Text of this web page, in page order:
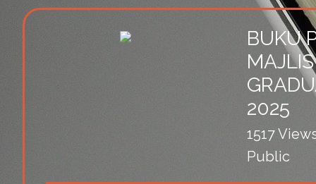
BUKU
MAJLIS
2025
1517
Public